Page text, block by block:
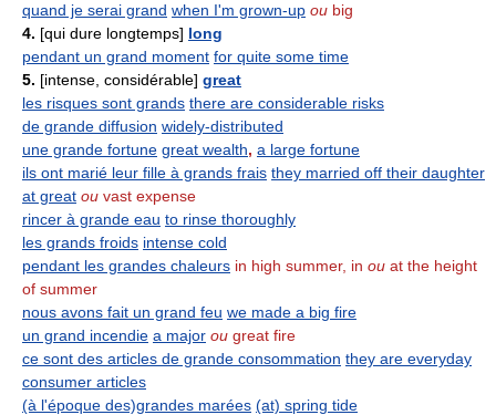
quand je serai grand when I'm grown-up ou big
4. [qui dure longtemps] long
pendant un grand moment for quite some time
5. [intense, considérable] great
les risques sont grands there are considerable risks
de grande diffusion widely-distributed
une grande fortune great wealth, a large fortune
ils ont marié leur fille à grands frais they married off their daughter
at great ou vast expense
rincer à grande eau to rinse thoroughly
les grands froids intense cold
pendant les grandes chaleurs in high summer, in ou at the height
of summer
nous avons fait un grand feu we made a big fire
un grand incendie a major ou great fire
ce sont des articles de grande consommation they are everyday
consumer articles
(à l'époque des)grandes marées (at) spring tide